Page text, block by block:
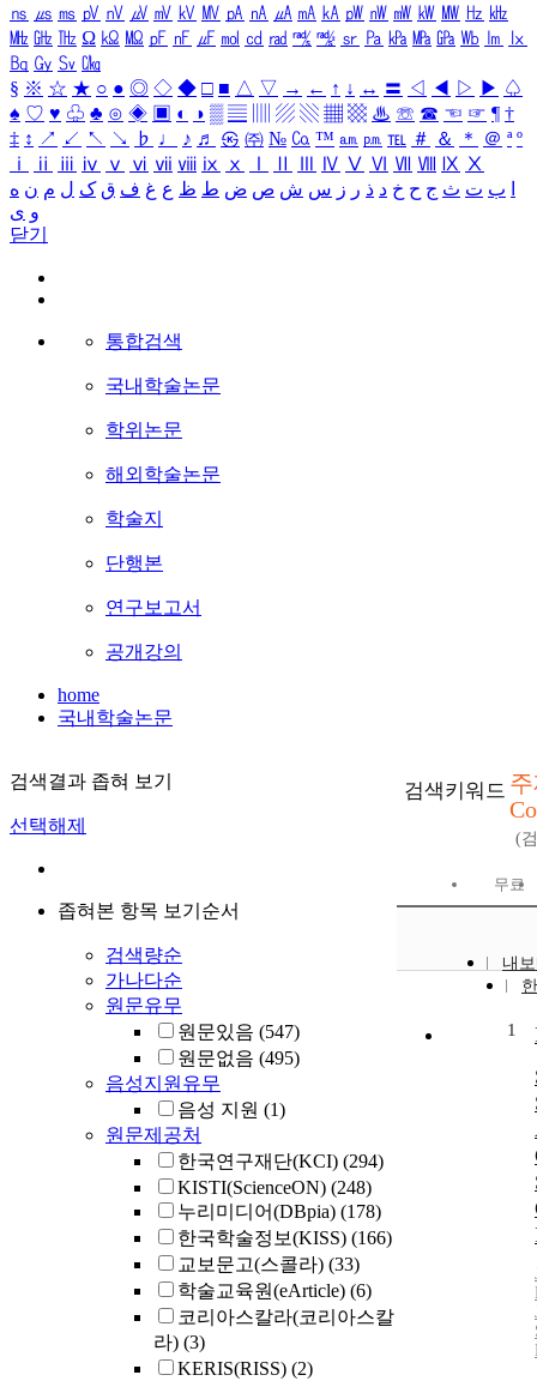
㎱ ㎲ ㎳ ㎴ ㎵ ㎶ ㎷ ㎸ ㎹ ㎀ ㎁ ㎂ ㎃ ㎄ ㎺ ㎻ ㎽ ㎾ ㎿ ㎐ ㎑
㎒ ㎓ ㎔ Ω ㏀ ㏁ ㎊ ㎋ ㎌ ㏖ ㏅ ㎭ ㎮ ㎯ ㏛ ㎩ ㎪ ㎫ ㎬ ㏝ ㏐
㏓
㏃ ㏉ ㏜ ㏆
§ ※ ☆ ★ ○ ● ◎ ◇ ◆ □ ■ △ ▽ → ← ↑ ↓ ↔ 〓 ◁ ◀ ▷ ▶ ♤
♠ ♡ ♥ ♧ ♣ ⊙ ◈ ▣ ◐ ◑ ▒ ▤ ▨ ▧ ▦ ▩ ♨ ☏ ☎ ☜ ☞ ¶ †
‡ ↕ ↗ ↙ ↖ ↘ ♭ ♩ ♪ ♬ ㉿ ㈜ № ㏇ ™ ㏂ ㏘ ℡ ＃ ＆ ＊ ＠ ª º
ⅰ
ⅱ ⅲ ⅳ ⅴ ⅵ ⅶ ⅷ ⅸ ⅹ Ⅳ Ⅴ Ⅵ Ⅶ Ⅷ Ⅸ Ⅹ
ب ت ث ج ح خ د ذ ر ز س ش ص ض ط ظ ع غ ف ق ک ل م ن ه
و ی
닫기
통합검색
국내학술논문
학위논문
해외학술논문
학술지
단행본
연구보고서
공개강의
home
국내학술논문
검색결과 좁혀 보기
선택해제
좁혀본 항목 보기순서
검색량순
가나다순
원문유무
원문있음 (547)
원문없음 (495)
음성지원유무
음성 지원 (1)
원문제공처
한국연구재단(KCI) (294)
KISTI(ScienceON) (248)
누리미디어(DBpia) (178)
한국학술정보(KISS) (166)
교보문고(스콜라) (33)
학술교육원(eArticle) (6)
코리아스칼라(코리아스칼
라) (3)
KERIS(RISS) (2)
검색키워드
(
무료
내
1